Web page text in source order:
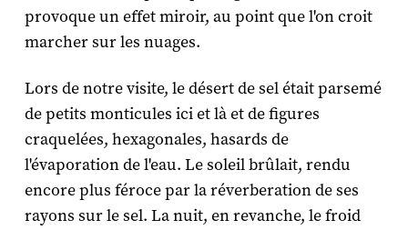
provoque un effet miroir, au point que l'on croit
marcher sur les nuages.
Lors de notre visite, le désert de sel était parsemé
de petits monticules ici et là et de figures
craquelées, hexagonales, hasards de
l'évaporation de l'eau. Le soleil brûlait, rendu
encore plus féroce par la réverberation de ses
rayons sur le sel. La nuit, en revanche, le froid